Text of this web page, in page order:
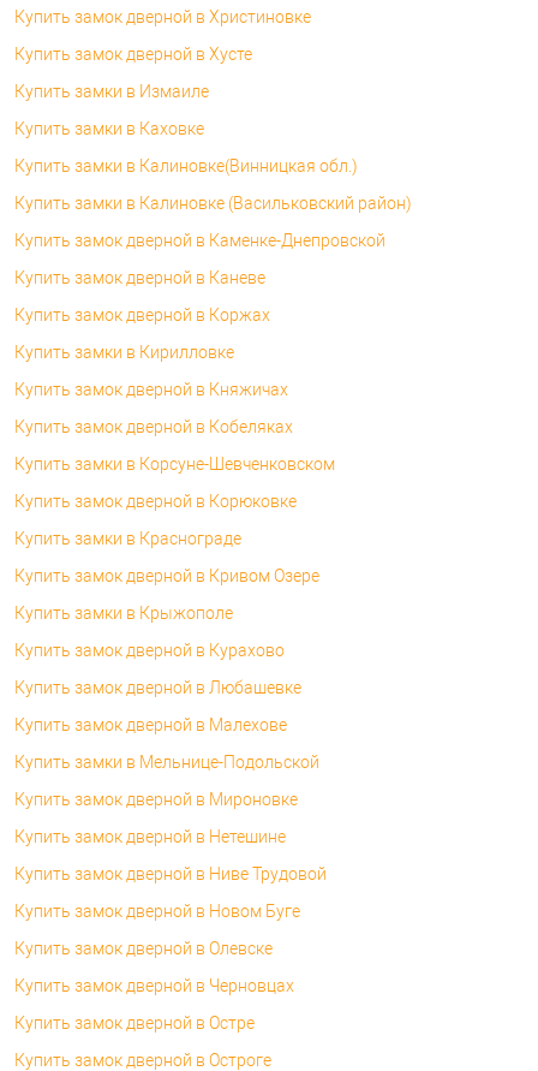
Купить замок дверной в Христиновке
Купить замок дверной в Хусте
Купить замки в Измаиле
Купить замки в Каховке
Купить замки в Калиновке(Винницкая обл.)
Купить замки в Калиновке (Васильковский район)
Купить замок дверной в Каменке-Днепровской
Купить замок дверной в Каневе
Купить замок дверной в Коржах
Купить замки в Кирилловке
Купить замок дверной в Княжичах
Купить замок дверной в Кобеляках
Купить замки в Корсуне-Шевченковском
Купить замок дверной в Корюковке
Купить замки в Краснограде
Купить замок дверной в Кривом Озере
Купить замки в Крыжополе
Купить замок дверной в Курахово
Купить замок дверной в Любашевке
Купить замок дверной в Малехове
Купить замки в Мельнице-Подольской
Купить замок дверной в Мироновке
Купить замок дверной в Нетешине
Купить замок дверной в Ниве Трудовой
Купить замок дверной в Новом Буге
Купить замок дверной в Олевске
Купить замок дверной в Черновцах
Купить замок дверной в Остре
Купить замок дверной в Остроге